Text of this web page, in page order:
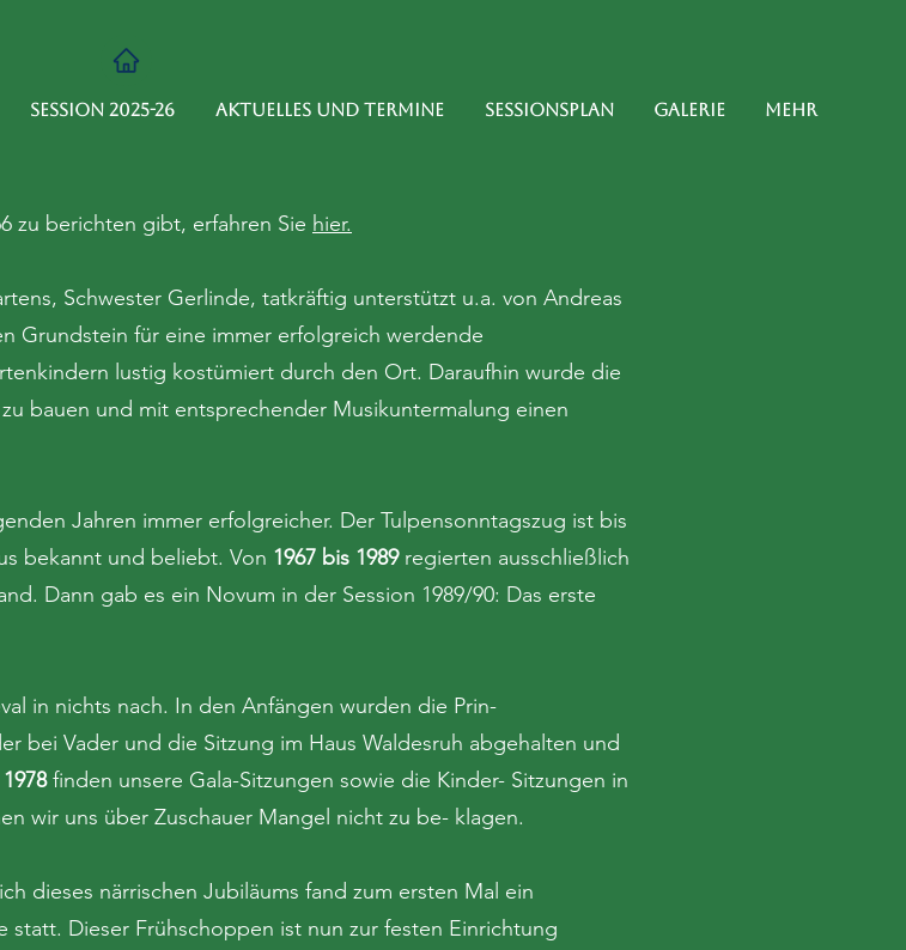
Session 2025-26 Aktuelles und Termine Sessionsplan Galerie Mehr
zu berichten gibt, erfahren Sie hier.
Schwester Gerlinde, tatkräftig unterstützt u.a. von Andreas
Grundstein für eine immer erfolgreich werdende
lustig kostümiert durch den Ort. Daraufhin wurde die
bauen und mit entsprechender Musikuntermalung einen
Jahren immer erfolgreicher. Der Tulpensonntagszug ist bis
bekannt und beliebt. Von 1967 bis 1989regierten ausschließlich
Dann gab es ein Novum in der Session 1989/90: Das erste
in nichts nach. In den Anfängen wurden die Prin-
bei Vader und die Sitzung im Haus Waldesruh abgehalten und
1978finden unsere Gala-Sitzungen sowie die Kinder- Sitzungen in
wir uns über Zuschauer Mangel nicht zu be- klagen.
dieses närrischen Jubiläums fand zum ersten Mal ein
statt. Dieser Frühschoppen ist nun zur festen Einrichtung